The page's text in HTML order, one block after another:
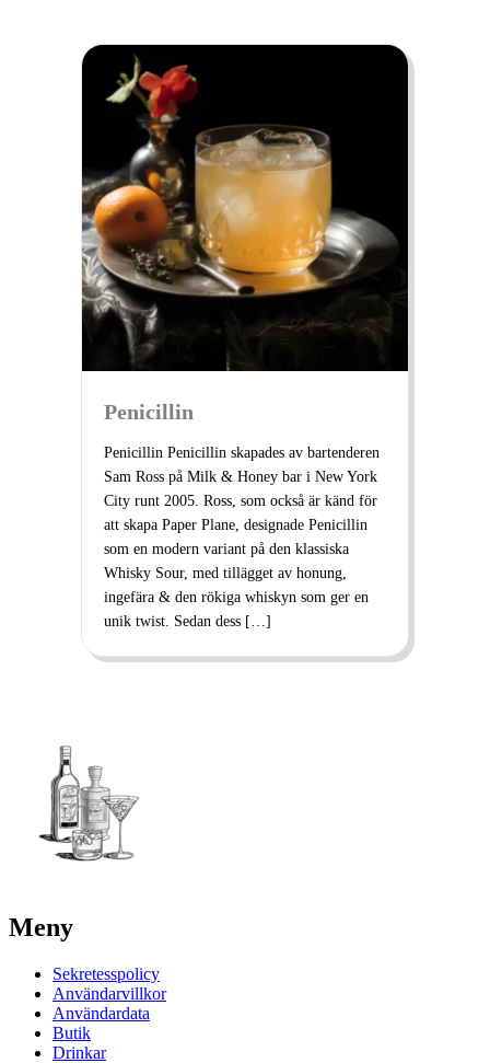
Penicillin
Penicillin Penicillin skapades av bartenderen
Sam Ross på Milk & Honey bar i New York
City runt 2005. Ross, som också är känd för
att skapa Paper Plane, designade Penicillin
som en modern variant på den klassiska
Whisky Sour, med tillägget av honung,
ingefära & den rökiga whiskyn som ger en
unik twist. Sedan dess […]
Meny
Sekretesspolicy
Användarvillkor
Användardata
Butik
Drinkar